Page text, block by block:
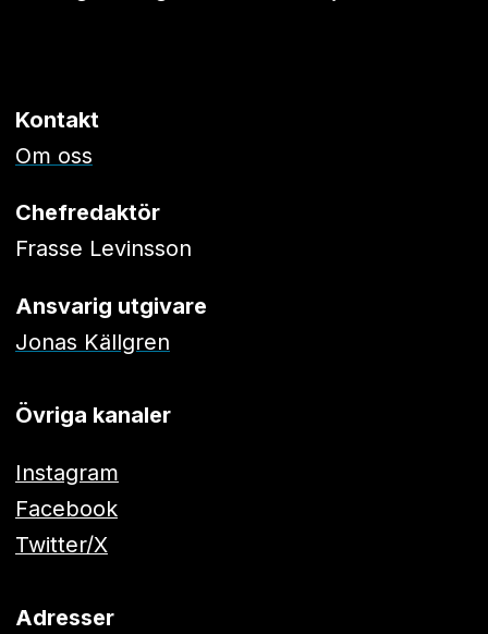
Kontakt
Om oss
Chefredaktör
Frasse Levinsson
Ansvarig utgivare
Jonas Källgren
Övriga kanaler
Instagram
Facebook
Twitter/X
Adresser